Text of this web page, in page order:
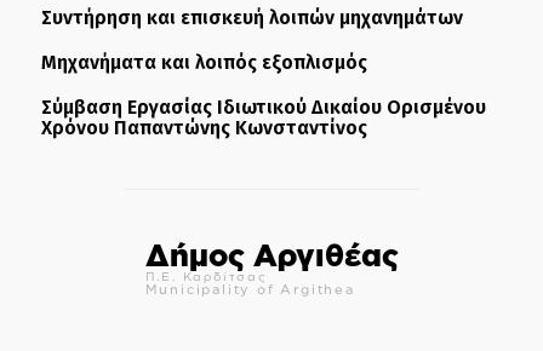
Συντήρηση και επισκευή λοιπών μηχανημάτων
Μηχανήματα και λοιπός εξοπλισμός
Σύμβαση Εργασίας Ιδιωτικού Δικαίου Ορισμένου
Χρόνου Παπαντώνης Κωνσταντίνος
Δήμος Αργιθέας
Π.Ε. Καρδίτσας
Municipality of Argithea